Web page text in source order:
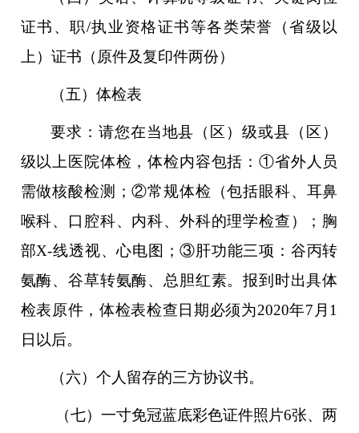
证书、职/执业资格证书等各类荣誉（省级以
上）证书（原件及复印件两份）
（五） 体检表
要求：请您在当地县（区）级或县（区）
级以上医院体检，体检内容包括 ：①省外人员
需做核酸检测； ②常规体检（包括眼科、耳鼻
喉科、口腔科、内科、外科的理学检查）；胸
部X-线透视、心电图；③肝功能三项：谷丙转
氨酶、谷草转氨酶、总胆红素。报到时出具体
检表原件，体检表检查日期必须为2020年7月1
日以后。
（六）个人留存的三方协议书。
（七）一寸免冠蓝底彩色证件照片6张、两